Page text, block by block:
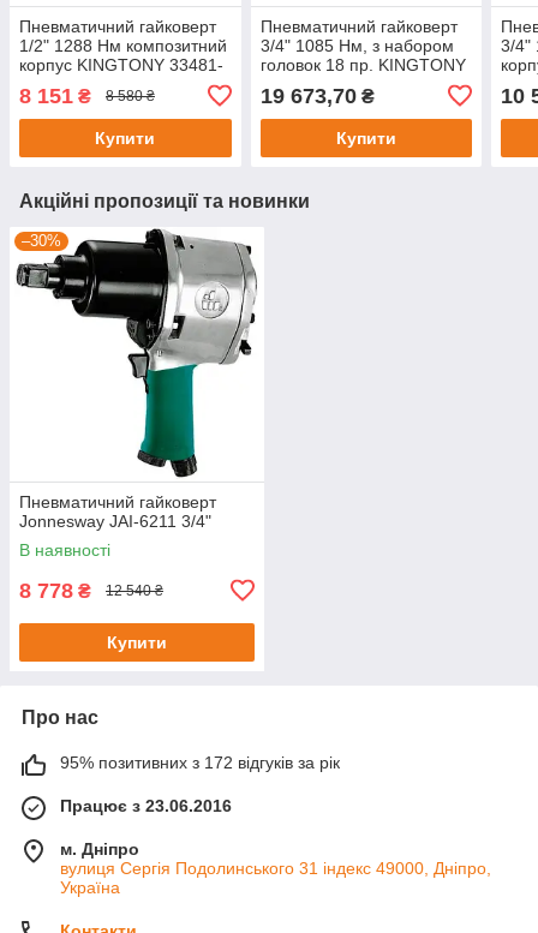
Пневматичний гайковерт
1/2" 1288 Нм композитний
корпус KINGTONY 33481-
8 151 ₴ 8 580 ₴
Купити
Пневматичний гайковерт
3/4" 1085 Нм, з набором
головок 18 пр. KINGTONY
19 673,70₴
Купити
3/4"
10
Акційні пропозиції та новинки
–30%
Пневматичний гайковерт
Jonnesway JAI-6211 3/4"
В наявності
8 778 ₴ 12 540 ₴
Купити
Про нас
95% позитивних з 172 відгуків за рік
Працює з 23.06.2016
м. Дніпро
вулиця Сергія Подолинського 31 індекс 49000, Дніпро,
Україна